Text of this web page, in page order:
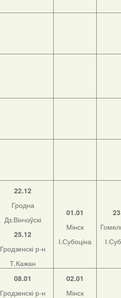
22.12
Гродна
Дз.Вінчэўскі
25.12
Гродзенскі р-н
Т.Кажан
01.01
Мінск
І.Субоціна
08.01
Гродзенскі р-н
02.01
Мінск